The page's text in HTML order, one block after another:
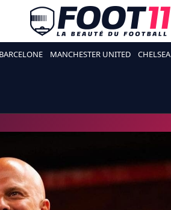
MANCHESTER UNITED CHELSEA